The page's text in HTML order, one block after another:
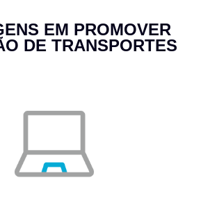
EM PROMOVER
DE TRANSPORTES